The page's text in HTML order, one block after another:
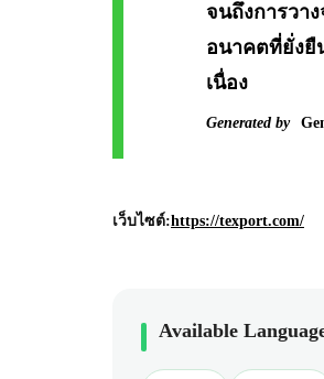
จนถึงการวา
อนาคตที่ยั่งยื
เนื่อง
Generated by
เว็บไซต์:https://texport.com/
Available